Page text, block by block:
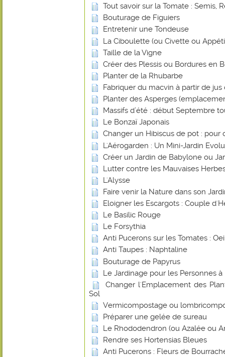
Tout savoir sur la Tomate : Semis,
Bouturage de Figuiers
Entretenir une Tondeuse
La Ciboulette (ou Civette ou
Taille de la Vigne
Créer des Plessis ou Bordures en
Planter de la Rhubarbe
Fabriquer du macvin à partir de jus
Planter des Asperges
Massifs d’été : début Septembre
Le Bonzaï Japonais
Changer un Hibiscus de pot : pour
L'Aérogarden : Un Mini-Jardin
Créer un Jardin de Babylone ou
Lutter contre les Mauvaises
L'Alysse
Faire venir la Nature dans son
Eloigner les Escargots : Couple
Le Basilic Rouge
Le Forsythia
Anti Pucerons sur les Tomates :
Anti Taupes : Naphtaline
Bouturage de Papyrus
Le Jardinage pour les Personnes
Changer l'Emplacement des
Sol
Vermicompostage ou
Préparer une gelée de sureau
Le Rhododendron (ou Azalée ou
Rendre ses Hortensias Bleues
Anti Pucerons : Fleurs de